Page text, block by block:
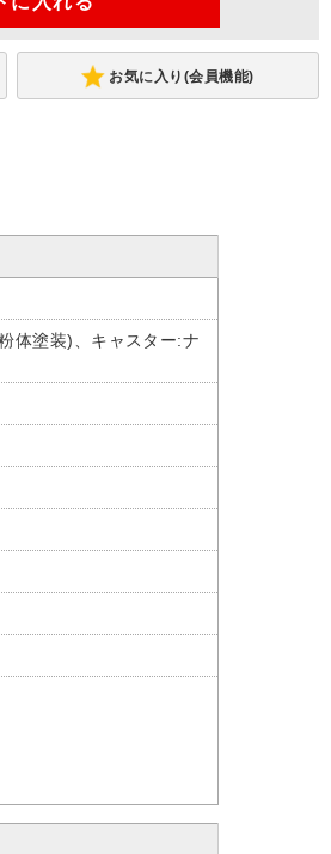
お気に入り(会員機能)
体塗装)、キャスター:ナ